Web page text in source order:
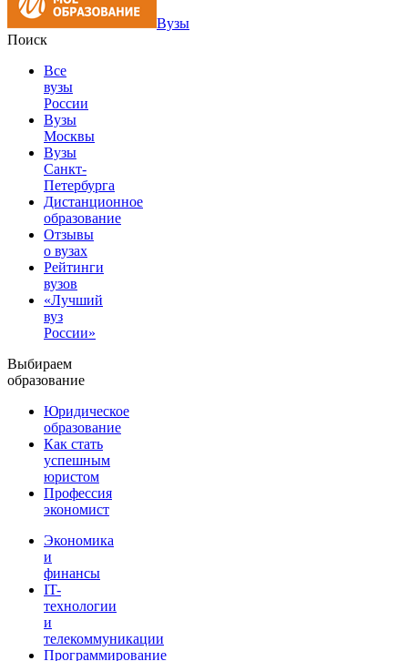
Вузы
Поиск
Все
вузы
России
Вузы
Москвы
Вузы
Санкт-
Петербурга
Дистанционное
образование
Отзывы
о вузах
Рейтинги
вузов
«Лучший
вуз
России»
Выбираем
образование
Юридическое
образование
Как стать
успешным
юристом
Профессия
экономист
Экономика
и
финансы
IT-
технологии
и
телекоммуникации
Программирование